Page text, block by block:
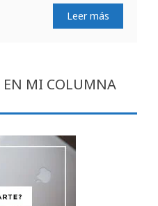
Leer más
EN MI COLUMNA